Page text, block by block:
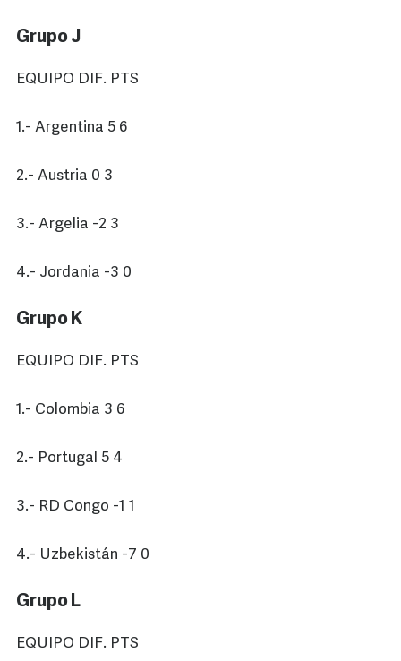
Grupo J
EQUIPO DIF. PTS
1.- Argentina 5 6
2.- Austria 0 3
3.- Argelia -2 3
4.- Jordania -3 0
Grupo K
EQUIPO DIF. PTS
1.- Colombia 3 6
2.- Portugal 5 4
3.- RD Congo -1 1
4.- Uzbekistán -7 0
Grupo L
EQUIPO DIF. PTS